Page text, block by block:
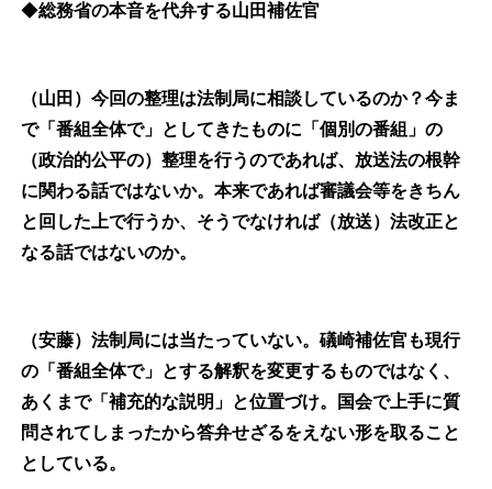
◆総務省の本音を代弁する山田補佐官
（山田）今回の整理は法制局に相談しているのか？今ま
で「番組全体で」としてきたものに「個別の番組」の
（政治的公平の）整理を行うのであれば、放送法の根幹
に関わる話ではないか。本来であれば審議会等をきちん
と回した上で行うか、そうでなければ（放送）法改正と
なる話ではないのか。
（安藤）法制局には当たっていない。礒崎補佐官も現行
の「番組全体で」とする解釈を変更するものではなく、
あくまで「補充的な説明」と位置づけ。国会で上手に質
問されてしまったから答弁せざるをえない形を取ること
としている。